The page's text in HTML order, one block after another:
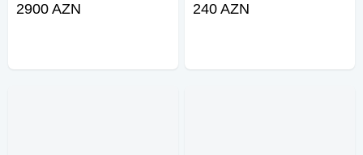
olaraq qol uzsunlugu mueyyen
2900 AZN
servis və proqramlaşmasını təklif
240 AZN